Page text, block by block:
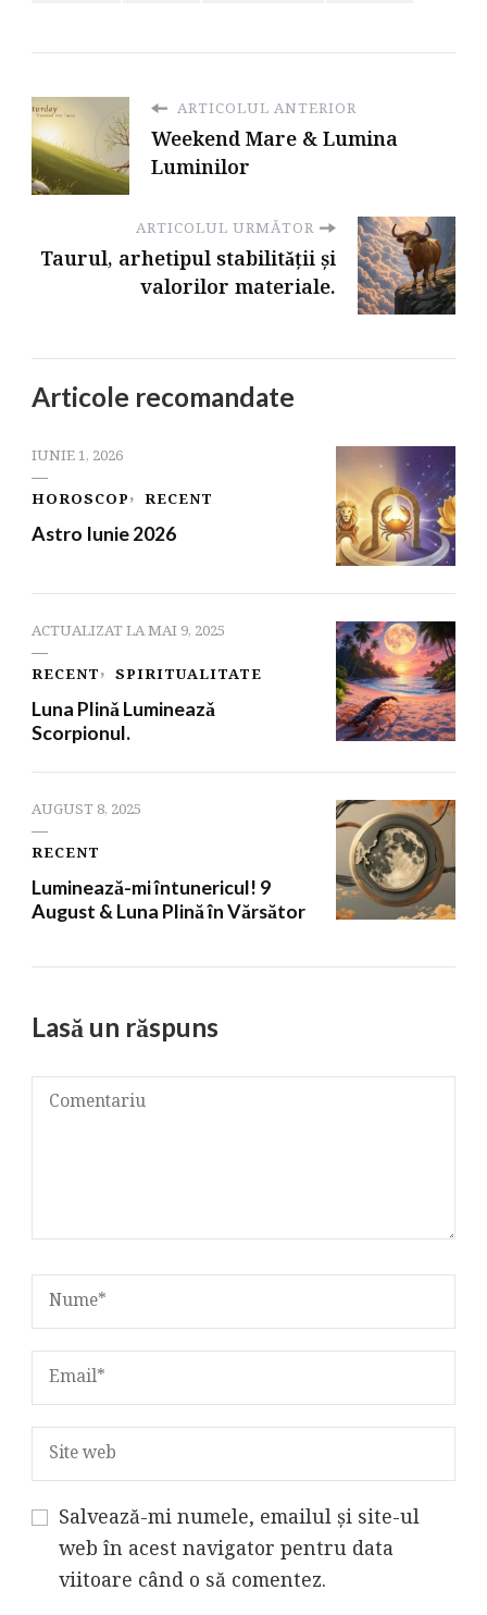
ARTICOLUL ANTERIOR
Weekend Mare & Lumina
Luminilor
ARTICOLUL URMĂTOR
Taurul, arhetipul stabilitǎții și
valorilor materiale.
Articole recomandate
IUNIE 1, 2026
HOROSCOP RECENT
Astro Iunie 2026
ACTUALIZAT LAMAI 9, 2025
RECENT SPIRITUALITATE
Luna Plinǎ Lumineazǎ
Scorpionul.
AUGUST 8, 2025
RECENT
Luminează-mi întunericul! 9
August & Luna Plină în Vărsător
Lasă un răspuns
Salvează-mi numele, emailul și site-ul
web în acest navigator pentru data
viitoare când o să comentez.